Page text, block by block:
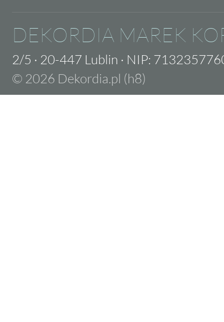
DEKORDIA MAREK
2/5 · 20-447 Lublin · NIP:
© 2026 Dekordia.pl (h8)